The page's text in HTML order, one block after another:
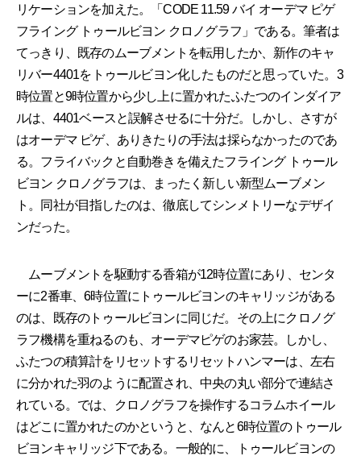
リケーションを加えた。「CODE 11.59 バイ オーデマ ピゲ
フライング トゥールビヨン クロノグラフ」である。筆者は
てっきり、既存のムーブメントを転用したか、新作のキャ
リバー4401をトゥールビヨン化したものだと思っていた。3
時位置と9時位置から少し上に置かれたふたつのインダイア
ルは、4401ベースと誤解させるに十分だ。しかし、さすが
はオーデマ ピゲ、ありきたりの手法は採らなかったのであ
る。フライバックと自動巻きを備えたフライング トゥール
ビヨン クロノグラフは、まったく新しい新型ムーブメン
ト。同社が目指したのは、徹底してシンメトリーなデザイ
ンだった。
ムーブメントを駆動する香箱が12時位置にあり、センタ
ーに2番車、6時位置にトゥールビヨンのキャリッジがある
のは、既存のトゥールビヨンに同じだ。その上にクロノグ
ラフ機構を重ねるのも、オーデマピゲのお家芸。しかし、
ふたつの積算計をリセットするリセットハンマーは、左右
に分かれた羽のように配置され、中央の丸い部分で連結さ
れている。では、クロノグラフを操作するコラムホイール
はどこに置かれたのかというと、なんと6時位置のトゥール
ビヨンキャリッジ下である。一般的に、トゥールビヨンの